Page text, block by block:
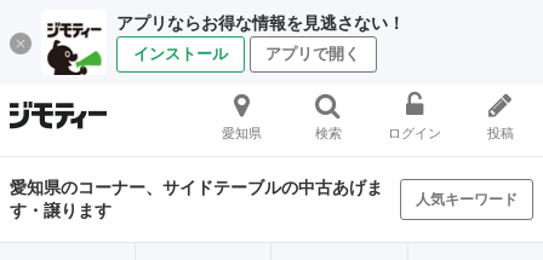
アプリならお得な情報を見逃さない！
インストール アプリで開く
愛知県 検索 ログイン 投稿
愛知県のコーナー、サイドテーブルの中古あげま
す・譲ります
人気キーワード